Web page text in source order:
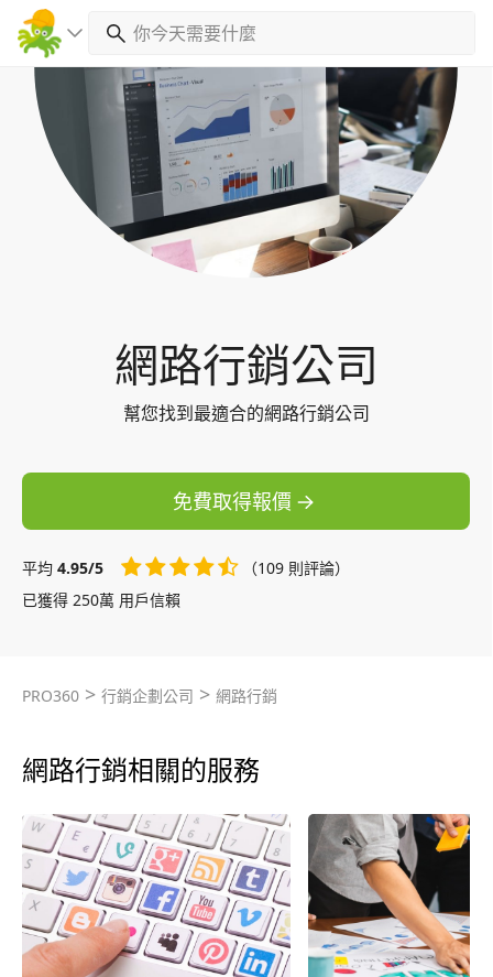
網路行銷公司
幫您找到最適合的網路行銷公司
免費取得報價
平均 4.95/5
（109 則評論）
已獲得 250萬 用戶信賴
PRO360 > 行銷企劃公司 > 網路行銷
網路行銷相關的服務